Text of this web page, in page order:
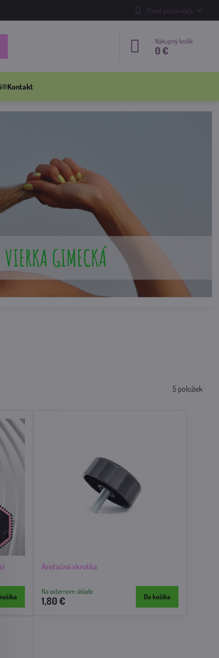
Panel používateľa
Nákupný košík
0 €
Kontakt
5 položiek
košíka
Aretačná skrutka
Na externom sklade
1,80 € Do košíka